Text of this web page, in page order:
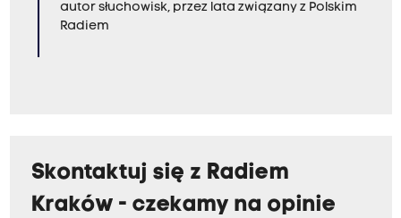
autor słuchowisk, przez lata związany z Polskim
Radiem
Skontaktuj się z Radiem
Kraków - czekamy na opinie